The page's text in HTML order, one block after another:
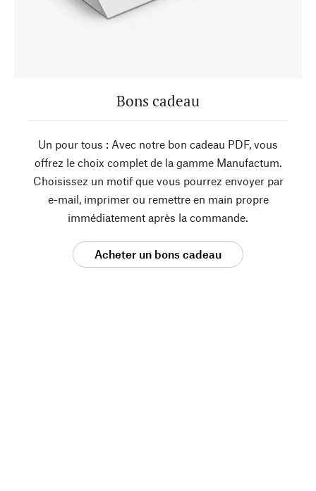
Bons cadeau
Un pour tous : Avec notre bon cadeau PDF, vous
offrez le choix complet de la gamme Manufactum.
Choisissez un motif que vous pourrez envoyer par
e-mail, imprimer ou remettre en main propre
immédiatement après la commande.
Acheter un bons cadeau